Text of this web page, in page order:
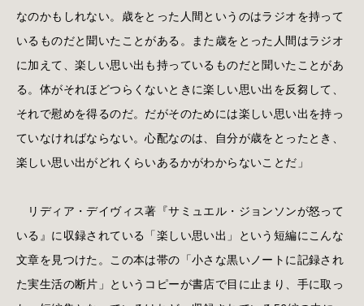
なのかもしれない。歳をとった人間というのはラジオを持って
いるものだと聞いたことがある。また歳をとった人間はラジオ
に加えて、楽しい思い出も持っているものだと聞いたことがあ
る。体がそれほどつらくないときに楽しい思い出を反芻して、
それで慰めを得るのだ。だがそのためには楽しい思い出を持っ
ていなければならない。心配なのは、自分が歳をとったとき、
楽しい思い出がどれくらいあるかがわからないことだ」
リディア・デイヴィス著『サミュエル・ジョンソンが怒って
いる』に収録されている「楽しい思い出」という短編にこんな
文章を見つけた。この本は帯の「小さな黒いノートに記録され
た実生活の断片」というコピーが書店で目に止まり、手に取っ